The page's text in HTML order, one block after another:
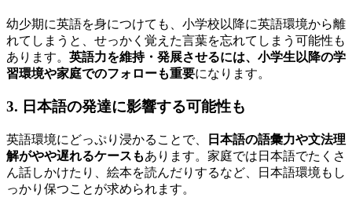
幼少期に英語を身につけても、小学校以降に英語環境から離
れてしまうと、せっかく覚えた言葉を忘れてしまう可能性も
あります。 英語力を維持・発展させるには、小学生以降の学
習環境や家庭でのフォローも重要になります。
3. 日本語の発達に影響する可能性も
英語環境にどっぷり浸かることで、
日本語の語彙力や文法理
解がやや遅れるケースもあります。家庭では日本語でたくさ
ん話しかけたり、絵本を読んだりするなど、日本語環境もし
っかり保つことが求められます。